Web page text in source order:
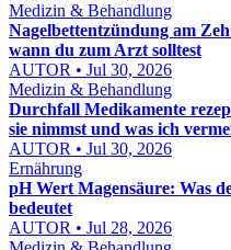
Medizin & Behandlung
Nagelbettentzündung am
wann du zum Arzt solltest
AUTOR • Jul 30, 2026
Medizin & Behandlung
Durchfall Medikamente
sie nimmst und was ich
AUTOR • Jul 30, 2026
Ernährung
pH Wert Magensäure: Was
bedeutet
AUTOR • Jul 28, 2026